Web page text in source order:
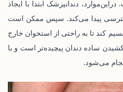
دندانپزشک ابتدا با ایجاد
پیدا می‌کند. سپس ممکن است
کند تا به راحتی از استخوان خارج
ساده دندان پیچیده‌تر است و با
می‌شود.